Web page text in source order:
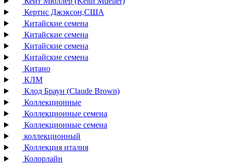
Кертис Джэксон,США
Китайские семена
Китайские семена
Китайские семена
Китайские семена
Китано
КЛМ
Клод Браун (Claude Brown)
Коллекционные
Коллекционные семена
Коллекционные семена
коллекционный
Коллекция италия
Колорлайн